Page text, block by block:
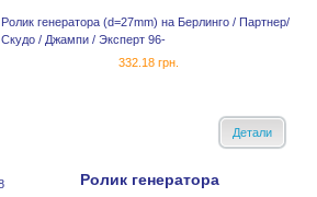
Ролик генератора (d=27mm) на Берлинго / Партнер/
Скудо / Джампи / Эксперт 96-
332.18 грн.
Детали
Ролик генератора